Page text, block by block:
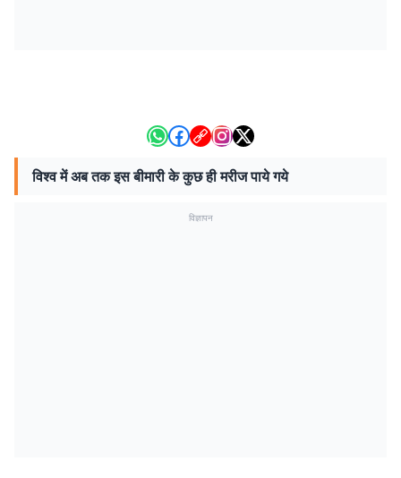
विश्व में अब तक इस बीमारी के कुछ ही मरीज पाये गये
विज्ञापन